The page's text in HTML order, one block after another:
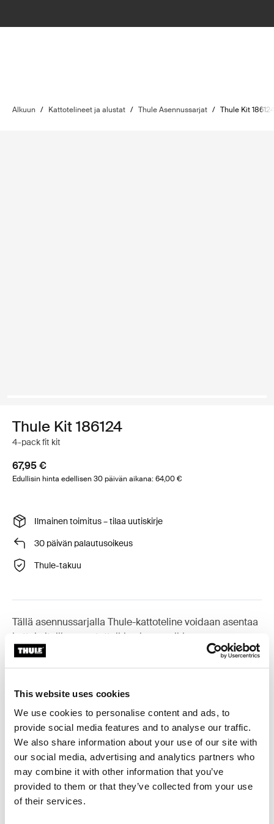
This website uses cookies
We use cookies to personalise content and ads, to
provide social media features and to analyse our traffic.
We also share information about your use of our site with
our social media, advertising and analytics partners who
may combine it with other information that you’ve
provided to them or that they’ve collected from your use
of their services.
Alkuun / Kattotelineet ja alustat / Thule Asennussarjat / Thule Kit 186124
Thule Kit 186124
4-pack fit kit
67,95 €
Edullisin hinta edellisen 30 päivän aikana: 64,00 €
Ilmainen toimitus – tilaa uutiskirje
30 päivän palautusoikeus
Thule-takuu
Tällä asennussarjalla Thule-kattoteline voidaan asentaa
kattokaiteilla varustettuihin ajoneuvoihin.
Toggle features
Kaikki ominaisuudet
Toggle techspec
Tekniset tiedot
Toggle guides and instructions
Ohjeet